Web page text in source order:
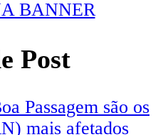
Post
Passagem são os
mais afetados